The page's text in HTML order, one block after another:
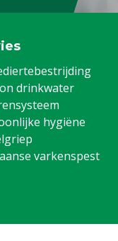
drinkwater
hygiëne
varkenspest